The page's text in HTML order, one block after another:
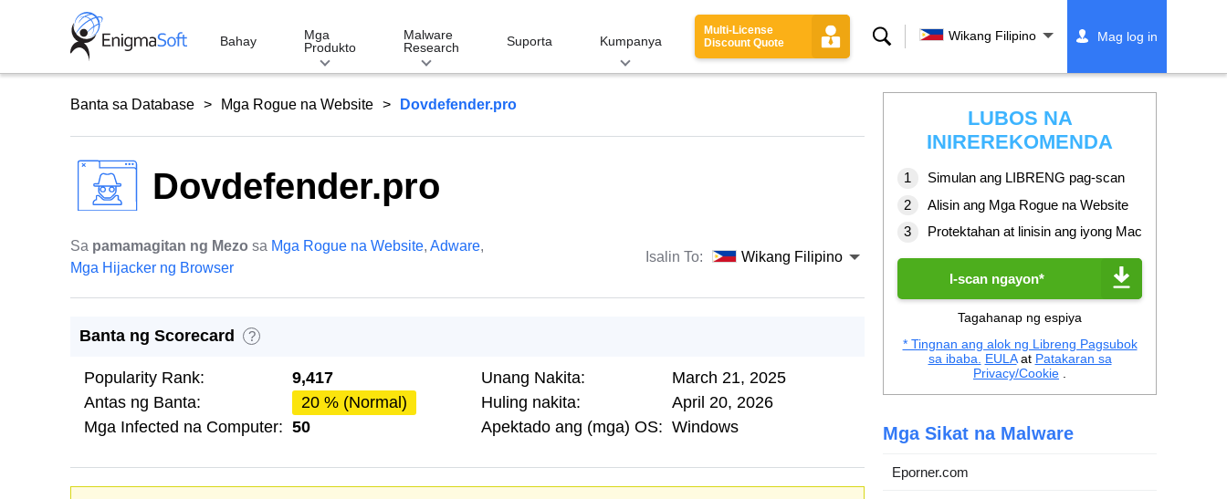
Bahay
Mga
Produkto
Malware
Research
Suporta Kumpanya
Multi-License
Discount Quote
PaghahanapWikang Filipino Mag log in
Banta sa Database Mga Rogue na Website Dovdefender.pro
Dovdefender.pro
Sa pamamagitan ng Mezo sa Mga Rogue na Website, Adware,
Mga Hijacker ng Browser
Isalin To: Wikang Filipino
Banta ng Scorecard ?
Popularity Rank:
9,417
Antas ng Banta:
20 % (Normal)
Mga Infected na Computer: 50
Unang Nakita:
March 21, 2025
Huling nakita:
April 20, 2026
Apektado ang (mga) OS: Windows
LUBOS NA
INIREREKOMENDA
Simulan ang LIBRENG pag-scan
Alisin ang Mga Rogue na Website
Protektahan at linisin ang iyong Mac
I-scan ngayon*
Tagahanap ng espiya
* Tingnan ang alok ng Libreng Pagsubok
sa ibaba.
EULAat Patakaran sa
Privacy/Cookie
Mga Sikat na Malware
Eporner.com